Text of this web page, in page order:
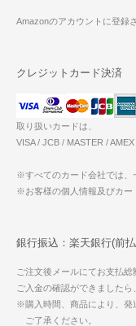
Amazonのアカウントに登録
クレジットカード決済
取り扱いカードは、
VISA / JCB / MASTER /
※すべてのカード会社では、
※お客様の個人情報及びカー
銀行振込：楽天銀行(前
ご注文後メールにてお支払総
ご入金の確認ができましたら
※購入時間、商品により、発
ご了承ください。